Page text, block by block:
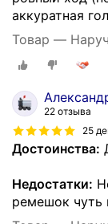
аккуратная
Товар —
22 отзыва
25
Достоинства:
Недостатки:
ремешок чуть